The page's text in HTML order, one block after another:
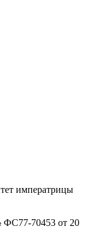
императрицы
70453 от 20